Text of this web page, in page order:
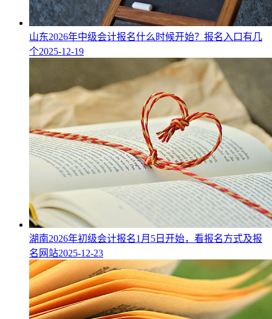
山东2026年中级会计报名什么时候开始？报名入口有几
个2025-12-19
湖南2026年初级会计报名1月5日开始，看报名方式及报
名网站2025-12-23